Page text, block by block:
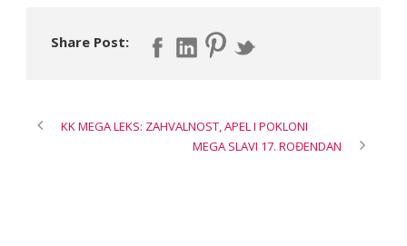
Share Post:
KK MEGA LEKS: ZAHVALNOST, APEL I POKLONI
MEGA SLAVI 17. ROĐENDAN